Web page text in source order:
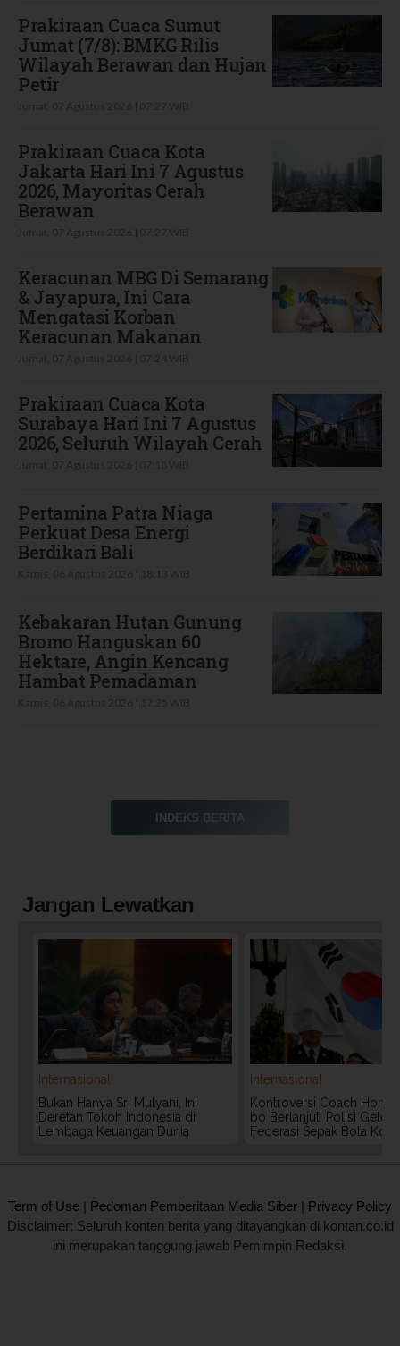
Prakiraan Cuaca Sumut
Jumat (7/8): BMKG Rilis
Wilayah Berawan dan Hujan
Petir
Prakiraan Cuaca Kota
Jakarta Hari Ini 7 Agustus
2026, Mayoritas Cerah
Berawan
Keracunan MBG Di Semarang
& Jayapura, Ini Cara
Mengatasi Korban
Keracunan Makanan
Prakiraan Cuaca Kota
Surabaya Hari Ini 7 Agustus
2026, Seluruh Wilayah Cerah
Pertamina Patra Niaga
Perkuat Desa Energi
Berdikari Bali
Kebakaran Hutan Gunung
Bromo Hanguskan 60
Hektare, Angin Kencang
Hambat Pemadaman
INDEKS BERITA
Jangan Lewatkan
Internasional
Bukan Hanya Sri Mulyani, Ini
Deretan Tokoh Indonesia di
Lembaga Keuangan Dunia
Internasional
Kontroversi Coach Hong
bo Berlanjut, Polisi
Federasi Sepak Bola
Term of Use | Pedoman Pemberitaan Media Siber | Privacy Policy
Disclaimer: Seluruh konten berita yang ditayangkan di kontan.co.id
ini merupakan tanggung jawab Pemimpin Redaksi.